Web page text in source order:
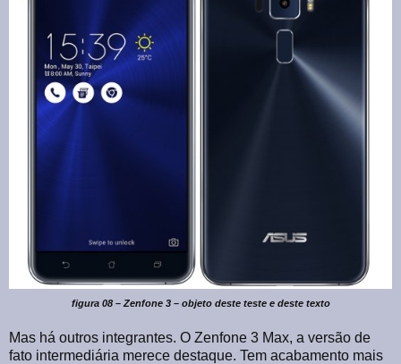
figura 08 – Zenfone 3 – objeto deste teste e deste texto
Mas há outros integrantes. O Zenfone 3 Max, a versão de
fato intermediária merece destaque. Tem acabamento mais